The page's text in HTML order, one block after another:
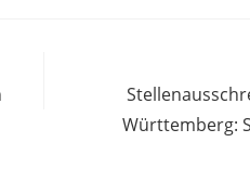
Württemberg: